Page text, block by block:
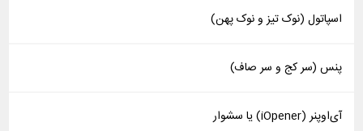
اسپاتول (نوک تیز و نوک پهن)
پنس (سر کج و سر صاف)
آی‌اوپنر (iOpener) یا سشوار